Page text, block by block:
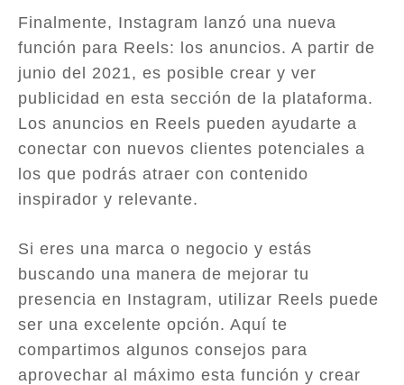
Finalmente, Instagram lanzó una nueva
función para Reels: los anuncios. A partir de
junio del 2021, es posible crear y ver
publicidad en esta sección de la plataforma.
Los anuncios en Reels pueden ayudarte a
conectar con nuevos clientes potenciales a
los que podrás atraer con contenido
inspirador y relevante.
Si eres una marca o negocio y estás
buscando una manera de mejorar tu
presencia en Instagram, utilizar Reels puede
ser una excelente opción. Aquí te
compartimos algunos consejos para
aprovechar al máximo esta función y crear